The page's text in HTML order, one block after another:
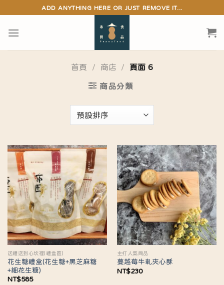
content
ADD ANYTHING HERE OR JUST REMOVE IT...
首頁 / 商店 / 頁面 6
商品分類
送禮送到心坎裡(禮盒區)
花生糖禮盒(花生糖+黑芝麻糖
+細花生糖)
NT$585
主打人氣商品
蔓越莓牛軋夾心酥
NT$230